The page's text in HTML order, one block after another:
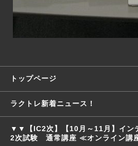
トップページ
ラクトレ新着ニュース！
▼▼【IC2次】【10月～11月】イン
2次試験 通常講座 ≪オンライン